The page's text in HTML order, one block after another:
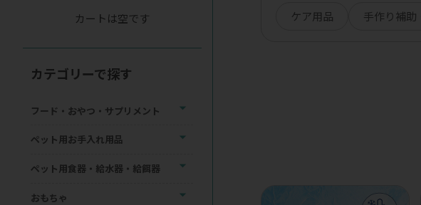
ケア用品 手作り補助
カートは空です
カテゴリーで探す
フード・おやつ・サプリメント
ペット用お手入れ用品
ペット用食器・給水器・給餌器
おもちゃ